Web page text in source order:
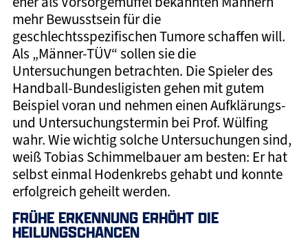
mehr Bewusstsein für die
geschlechtsspezifischen Tumore schaffen will.
Als „Männer-TÜV“ sollen sie die
Untersuchungen betrachten. Die Spieler des
Handball-Bundesligisten gehen mit gutem
Beispiel voran und nehmen einen Aufklärungs-
und Untersuchungstermin bei Prof. Wülfing
wahr. Wie wichtig solche Untersuchungen sind,
weiß Tobias Schimmelbauer am besten: Er hat
selbst einmal Hodenkrebs gehabt und konnte
erfolgreich geheilt werden.
FRÜHE ERKENNUNG ERHÖHT DIE
HEILUNGSCHANCEN